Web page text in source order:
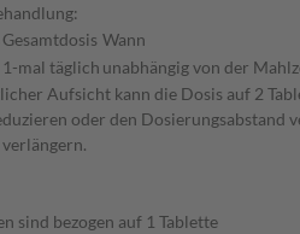
Gesamtdosis Wann
1-mal täglich unabhängig von der
Aufsicht kann die Dosis auf 2
oder den
sind bezogen auf 1 Tablette